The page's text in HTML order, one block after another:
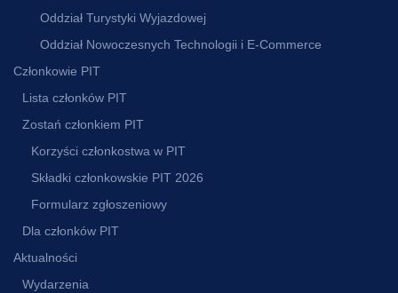
Oddział Turystyki Wyjazdowej
Oddział Nowoczesnych Technologii i E-Commerce
Członkowie PIT
Lista członków PIT
Zostań członkiem PIT
Korzyści członkostwa w PIT
Składki członkowskie PIT 2026
Formularz zgłoszeniowy
Dla członków PIT
Aktualności
Wydarzenia